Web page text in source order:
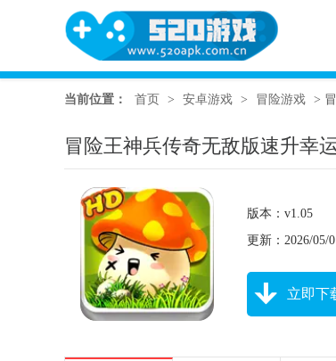
当前位置： 首页 > 安卓游戏 > 冒险游戏 >
冒险王神兵传奇无敌版速升幸
版本：v1.05
更新：2026/05/
立即下